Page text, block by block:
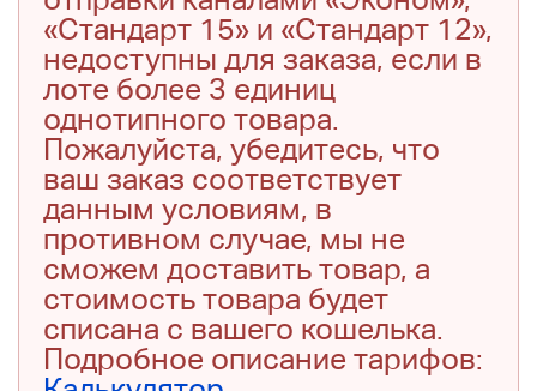
«Стандарт 15» и «Стандарт 12»,
недоступны для заказа, если в
лоте более 3 единиц
однотипного товара.
Пожалуйста, убедитесь, что
ваш заказ соответствует
данным условиям, в
противном случае, мы не
сможем доставить товар, а
стоимость товара будет
списана с вашего кошелька.
Подробное описание тарифов: